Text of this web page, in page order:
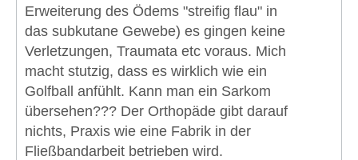
Erweiterung des Ödems "streifig flau" in
das subkutane Gewebe) es gingen keine
Verletzungen, Traumata etc voraus. Mich
macht stutzig, dass es wirklich wie ein
Golfball anfühlt. Kann man ein Sarkom
übersehen??? Der Orthopäde gibt darauf
nichts, Praxis wie eine Fabrik in der
Fließbandarbeit betrieben wird.